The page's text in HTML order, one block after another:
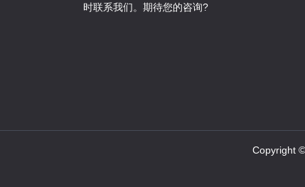
时联系我们。期待您的咨询?
Copyright